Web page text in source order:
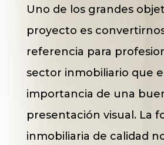
Uno de los grandes
proyecto es
referencia para
sector inmobiliario que
importancia de una
presentación visual. La
inmobiliaria de calidad